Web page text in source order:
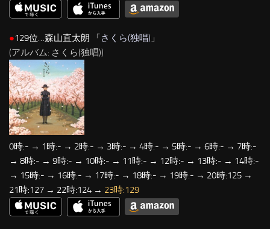
●129位…森山直太朗 「さくら(独唱) 」
(アルバム: さくら(独唱))
0時:- → 1時:- → 2時:- → 3時:- → 4時:- → 5時:- → 6時:- → 7時:-
→ 8時:- → 9時:- → 10時:- → 11時:- → 12時:- → 13時:- → 14時:-
→ 15時:- → 16時:- → 17時:- → 18時:- → 19時:- → 20時:125 →
21時:127 → 22時:124 → 23時:129